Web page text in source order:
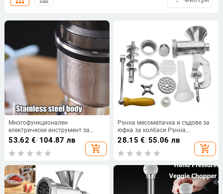
Многофункционален
електрически инструмент за
смилане на кафе на зърна
Машина за мелене от
неръждаема стомана за семена
Кафемелачка
53.62 €/104.87 лв
add_shopping_cart
Ръчна месомелачка и съдове за
юфка за колбаси Ръчна
приспособления за правене
Мелница Машина за макаронени
изделия Манивела Домашна
28.15 €/55.06 лв
add_shopping_cart